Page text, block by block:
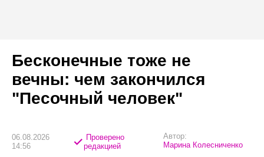
Бесконечные тоже не
вечны: чем закончился
"Песочный человек"
06.08.2026
14:56
Проверено
редакцией
Автор:
Марина Колесниченко